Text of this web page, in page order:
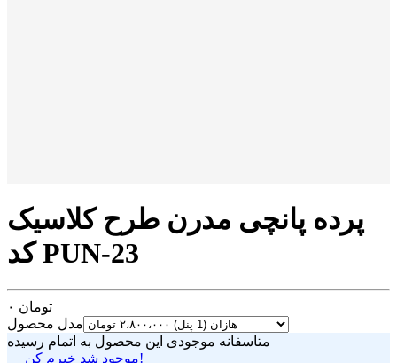
پرده پانچی مدرن طرح کلاسیک
کد PUN-23
۰ تومان
مدل محصول
متاسفانه موجودی این محصول به اتمام رسیده
موجود شد خبرم کن!